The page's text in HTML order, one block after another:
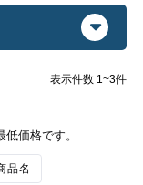
表示件数 1~3件
価格です。
品名